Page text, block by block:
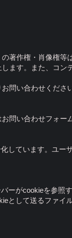
著作権・肖像権等
ます。また、コン
問い合わせくださ
問い合わせフォー
しています。ユー
ーがcookieを参照
として送るファイ